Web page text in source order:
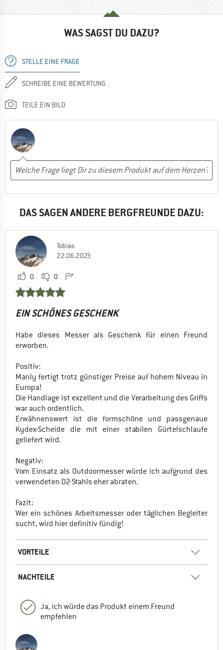
WAS SAGST DU DAZU?
STELLE EINE FRAGE
SCHREIBE EINE BEWERTUNG
TEILE EIN BILD
DAS SAGEN ANDERE BERGFREUNDE DAZU:
Tobias
22.06.2023
0 0
EIN SCHÖNES GESCHENK
Habe dieses Messer als Geschenk für einen Freund
erworben.
Positiv:
Manly fertigt trotz günstiger Preise auf hohem Niveau in
Europa!
Die Handlage ist exzellent und die Verarbeitung des Griffs
war auch ordentlich.
Erwähnenswert ist die formschöne und passgenaue
Kydex-Scheide die mit einer stabilen Gürtelschlaufe
geliefert wird.
Negativ:
Vom Einsatz als Outdoormesser würde ich aufgrund des
verwendeten D2-Stahls eher abraten.
Fazit:
Wer ein schönes Arbeitsmesser oder täglichen Begleiter
sucht, wird hier definitiv fündig!
VORTEILE
NACHTEILE
Ja, ich würde das Produkt einem Freund
empfehlen